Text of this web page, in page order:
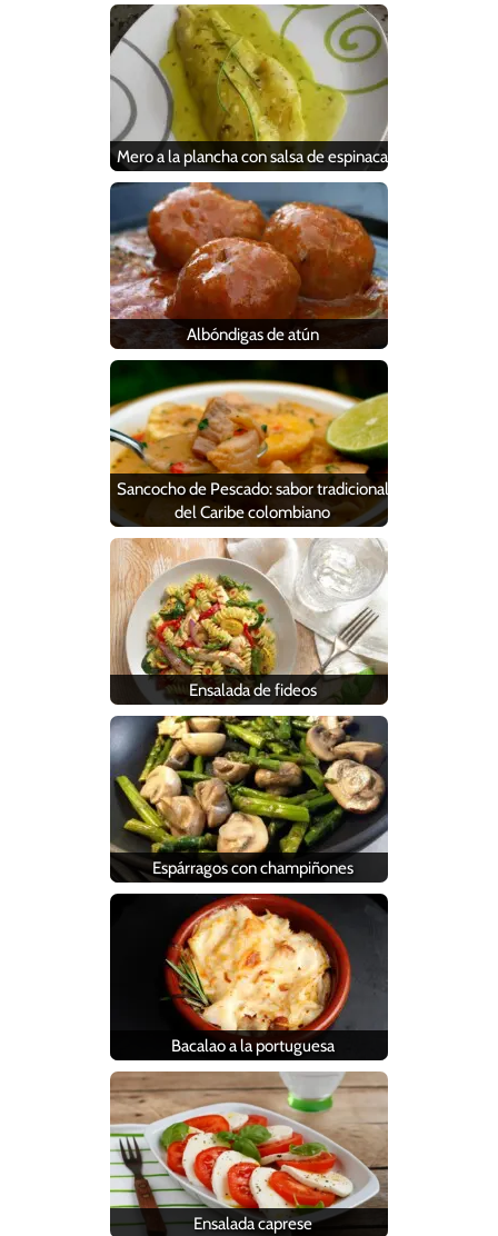
Mero a la plancha con salsa de espinaca
Albóndigas de atún
Sancocho de Pescado: sabor tradicional
del Caribe colombiano
Ensalada de fideos
Espárragos con champiñones
Bacalao a la portuguesa
Ensalada caprese